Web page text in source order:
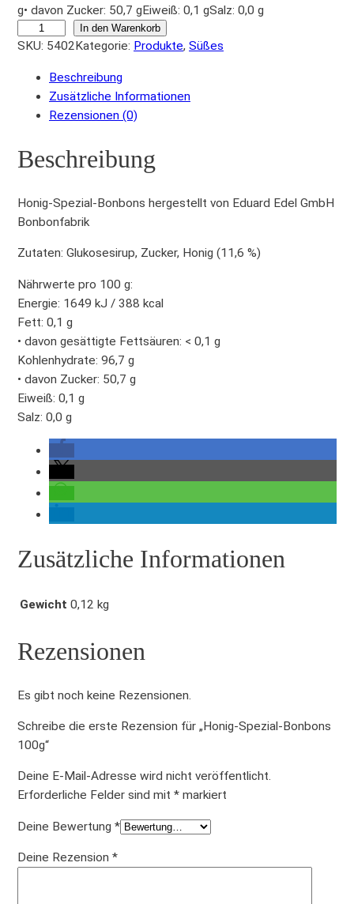
g• davon Zucker: 50,7 gEiweiß: 0,1 gSalz: 0,0 g
o
p
z
i
l
g
In den Warenkorb
SKU: 5402 Kategorie: Produkte, Süßes
Beschreibung
Zusätzliche Informationen
Rezensionen (0)
Beschreibung
Honig-Spezial-Bonbons hergestellt von Eduard Edel GmbH
Bonbonfabrik
Zutaten: Glukosesirup, Zucker, Honig (11,6 %)
Nährwerte pro 100 g:
Energie: 1649 kJ / 388 kcal
Fett: 0,1 g
• davon gesättigte Fettsäuren: < 0,1 g
Kohlenhydrate: 96,7 g
• davon Zucker: 50,7 g
Eiweiß: 0,1 g
Salz: 0,0 g
Zusätzliche Informationen
Gewicht 0,12 kg
Rezensionen
Es gibt noch keine Rezensionen.
Schreibe die erste Rezension für „Honig-Spezial-Bonbons
100g“
Deine E-Mail-Adresse wird nicht veröffentlicht.
Erforderliche Felder sind mit * markiert
Deine Bewertung *
Deine Rezension *